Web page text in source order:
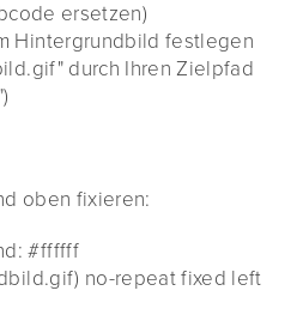
ersetzen)
Hintergrundbild festlegen
durch Ihren Zielpfad
oben fixieren:
#ffffff
no-repeat fixed left